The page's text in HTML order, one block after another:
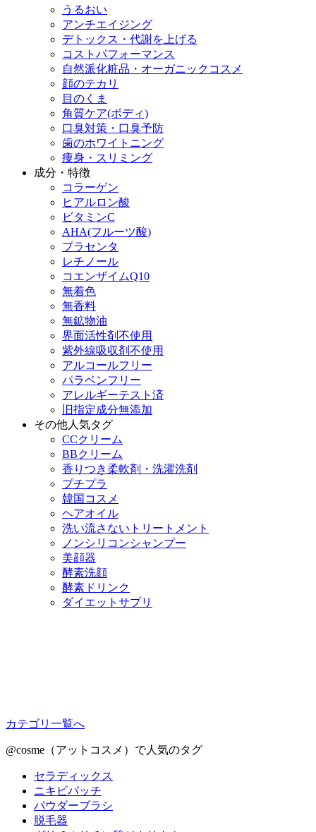
うるおい
アンチエイジング
デトックス・代謝を上げる
コストパフォーマンス
自然派化粧品・オーガニックコスメ
顔のテカリ
目のくま
角質ケア(ボディ)
口臭対策・口臭予防
歯のホワイトニング
痩身・スリミング
成分・特徴
コラーゲン
ヒアルロン酸
ビタミンC
AHA(フルーツ酸)
プラセンタ
レチノール
コエンザイムQ10
無着色
無香料
無鉱物油
界面活性剤不使用
紫外線吸収剤不使用
アルコールフリー
パラベンフリー
アレルギーテスト済
旧指定成分無添加
その他人気タグ
CCクリーム
BBクリーム
香りつき柔軟剤・洗濯洗剤
プチプラ
韓国コスメ
ヘアオイル
洗い流さないトリートメント
ノンシリコンシャンプー
美顔器
酵素洗顔
酵素ドリンク
ダイエットサプリ
カテゴリ一覧へ
@cosme（アットコスメ）で人気のタグ
セラディックス
ニキビパッチ
パウダーブラシ
脱毛器